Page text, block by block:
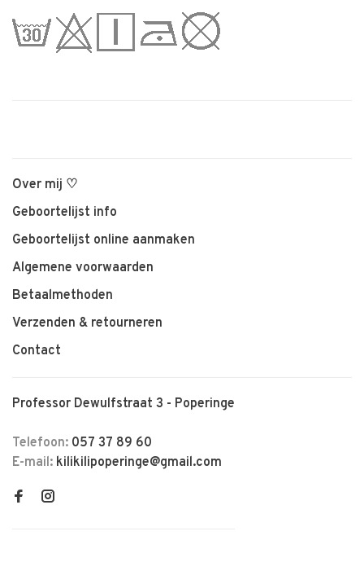
Over mij ♡
Geboortelijst info
Geboortelijst online aanmaken
Algemene voorwaarden
Betaalmethoden
Verzenden & retourneren
Contact
Professor Dewulfstraat 3 - Poperinge
Telefoon: 057 37 89 60
E-mail: kilikilipoperinge@gmail.com